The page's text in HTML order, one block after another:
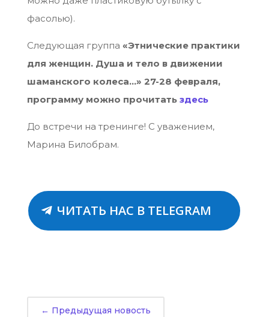
фасолью).
Следующая группа «Этнические практики
для женщин. Душа и тело в движении
шаманского колеса…» 27-28 февраля,
программу можно прочитать здесь
До встречи на тренинге! С уважением,
Марина Билобрам.
ЧИТАТЬ НАС В TELEGRAM
← Предыдущая новость